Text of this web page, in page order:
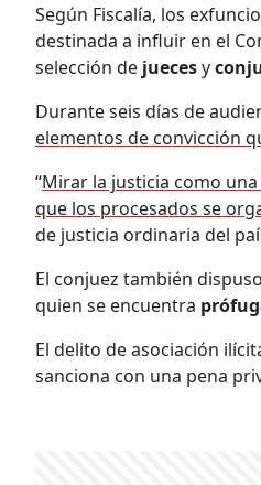
Según Fiscalía, los
destinada a influir en el
selección de juecesy
Durante seis días de
elementos de convicción
“Mirar la justicia como
que los procesados se
de justicia ordinaria del
El conjuez también
quien se encuentra
El delito de asociación
sanciona con una pena